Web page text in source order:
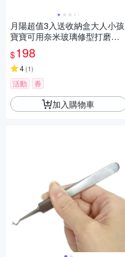
月陽超值3入送收納盒大人小孩
寶寶可用奈米玻璃修型打磨拋
光指甲銼刀磨指甲板(NAG91X
3)
$198
4(1)
活動 券
加入購物車